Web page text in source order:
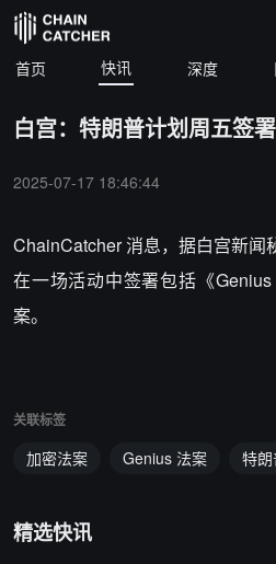
首页 快讯 深度
白宫：特朗普计划周五签
2025-07-17 18:46:44
ChainCatcher 消息，据白宫新闻
在一场活动中签署包括《
案。
关联标签
加密法案 Genius 法案 特
精选快讯